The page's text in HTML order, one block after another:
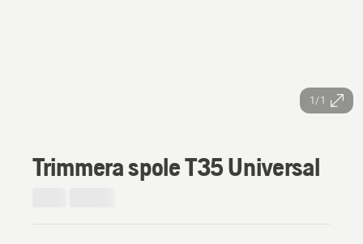
1/1
Trimmera spole T35 Universal